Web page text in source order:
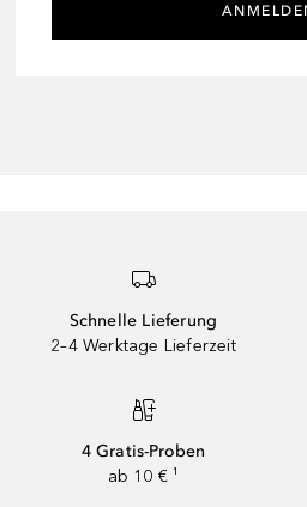
Schnelle Lieferung
2–4 Werktage Lieferzeit
4 Gratis-Proben
ab 10 € ¹